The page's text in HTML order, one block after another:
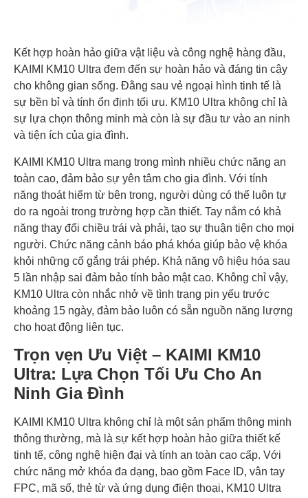
Kết hợp hoàn hảo giữa vật liệu và công nghệ hàng đầu,
KAIMI KM10 Ultra đem đến sự hoàn hảo và đáng tin cậy
cho không gian sống. Đằng sau vẻ ngoại hình tinh tế là
sự bền bỉ và tính ổn định tối ưu. KM10 Ultra không chỉ là
sự lựa chọn thông minh mà còn là sự đầu tư vào an ninh
và tiện ích của gia đình.
KAIMI KM10 Ultra mang trong mình nhiều chức năng an
toàn cao, đảm bảo sự yên tâm cho gia đình. Với tính
năng thoát hiểm từ bên trong, người dùng có thể luôn tự
do ra ngoài trong trường hợp cần thiết. Tay nắm có khả
năng thay đổi chiều trái và phải, tạo sự thuận tiện cho mọi
người. Chức năng cảnh báo phá khóa giúp bảo vệ khóa
khỏi những cố gắng trái phép. Khả năng vô hiệu hóa sau
5 lần nhập sai đảm bảo tính bảo mật cao. Không chỉ vậy,
KM10 Ultra còn nhắc nhở về tình trạng pin yếu trước
khoảng 15 ngày, đảm bảo luôn có sẵn nguồn năng lượng
cho hoạt động liên tục.
Trọn vẹn Ưu Việt – KAIMI KM10
Ultra: Lựa Chọn Tối Ưu Cho An
Ninh Gia Đình
KAIMI KM10 Ultra không chỉ là một sản phẩm thông minh
thông thường, mà là sự kết hợp hoàn hảo giữa thiết kế
tinh tế, công nghệ hiện đại và tính an toàn cao cấp. Với
chức năng mở khóa đa dạng, bao gồm Face ID, vân tay
FPC, mã số, thẻ từ và ứng dụng điện thoại, KM10 Ultra